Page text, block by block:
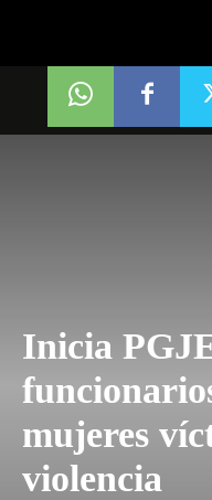
Inicia
mujeres
violencia